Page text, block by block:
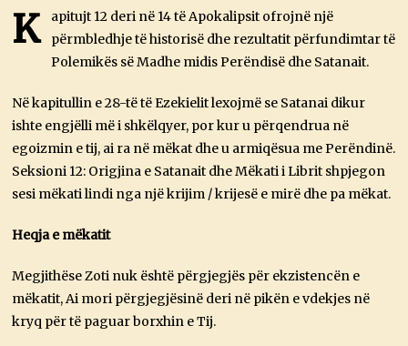
R
I
K
2
2
4
K
apitujt 12 deri në 14 të Apokalipsit ofrojnë një
përmbledhje të historisë dhe rezultatit përfundimtar të
Polemikës së Madhe midis Perëndisë dhe Satanait.
Në kapitullin e 28-të të Ezekielit lexojmë se Satanai dikur
ishte engjëlli më i shkëlqyer, por kur u përqendrua në
egoizmin e tij, ai ra në mëkat dhe u armiqësua me Perëndinë.
Seksioni 12: Origjina e Satanait dhe Mëkati i Librit shpjegon
sesi mëkati lindi nga një krijim / krijesë e mirë dhe pa mëkat.
Heqja e mëkatit
Megjithëse Zoti nuk është përgjegjës për ekzistencën e
mëkatit, Ai mori përgjegjësinë deri në pikën e vdekjes në
kryq për të paguar borxhin e Tij.